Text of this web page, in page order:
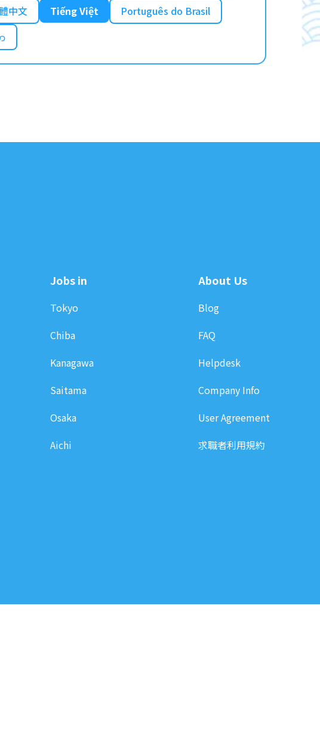
中文
Tiếng Việt
Português do Brasil
Jobs in
Tokyo
Chiba
Kanagawa
Saitama
Osaka
Aichi
About Us
Blog
FAQ
Helpdesk
Company Info
User Agreement
求職者利用規約